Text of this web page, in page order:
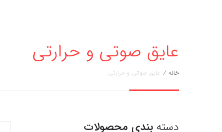
عایق صوتی و حرارتی
خانه / عایق صوتی و حرارتی
دسته بندی محصولات